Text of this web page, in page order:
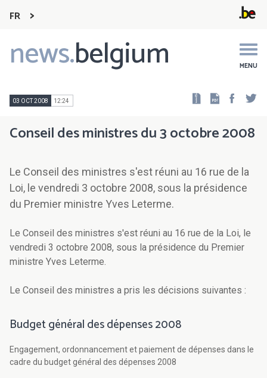
FR
news.belgium MENU
Main
navigation
03 OCT 2008 12:24
Conseil des ministres du 3 octobre 2008
Le Conseil des ministres s'est réuni au 16 rue de la
Loi, le vendredi 3 octobre 2008, sous la présidence
du Premier ministre Yves Leterme.
Le Conseil des ministres s'est réuni au 16 rue de la Loi, le
vendredi 3 octobre 2008, sous la présidence du Premier
ministre Yves Leterme.
Le Conseil des ministres a pris les décisions suivantes :
Budget général des dépenses 2008
Engagement, ordonnancement et paiement de dépenses dans le
cadre du budget général des dépenses 2008